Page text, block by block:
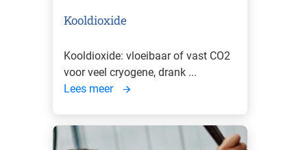
Kooldioxide
Kooldioxide: vloeibaar of vast CO2
voor veel cryogene, drank ...
Lees meer